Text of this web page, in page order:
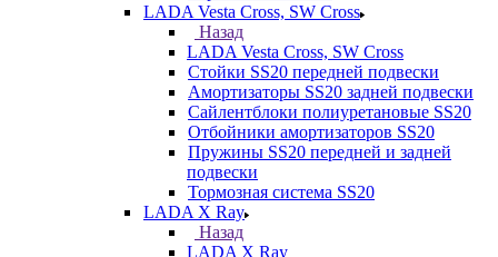
LADA Vesta Cross, SW Cross
Назад
LADA Vesta Cross, SW Cross
Стойки SS20 передней подвески
Амортизаторы SS20 задней подвески
Сайлентблоки полиуретановые SS20
Отбойники амортизаторов SS20
Пружины SS20 передней и задней
подвески
Тормозная система SS20
LADA X Ray
Назад
LADA X Ray